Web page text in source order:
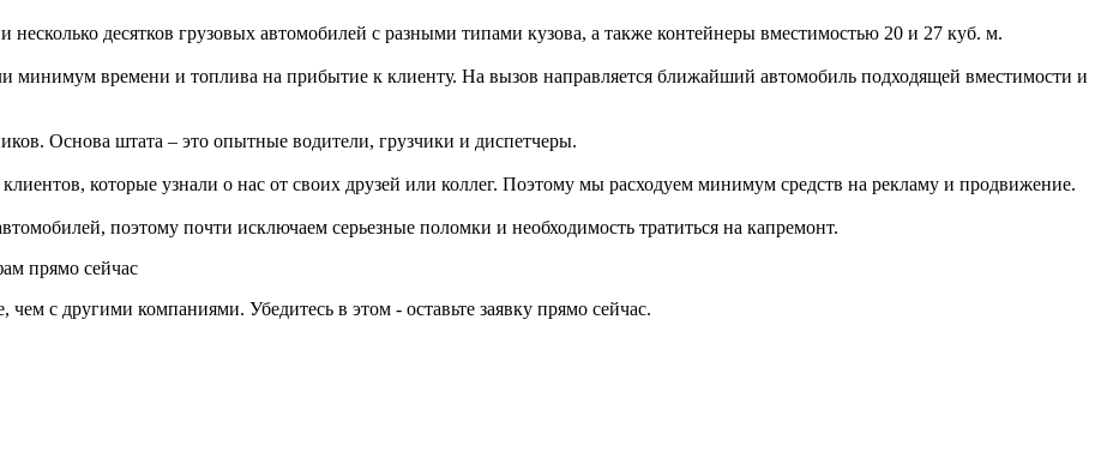
десятков грузовых автомобилей с разными типами кузова, а также контейнеры вместимостью 20 и 27 куб. м.
минимум времени и топлива на прибытие к клиенту. На вызов направляется ближайший автомобиль подходящей вместимости и
Основа штата – это опытные водители, грузчики и диспетчеры.
которые узнали о нас от своих друзей или коллег. Поэтому мы расходуем минимум средств на рекламу и продвижение.
поэтому почти исключаем серьезные поломки и необходимость тратиться на капремонт.
прямо сейчас
с другими компаниями. Убедитесь в этом - оставьте заявку прямо сейчас.